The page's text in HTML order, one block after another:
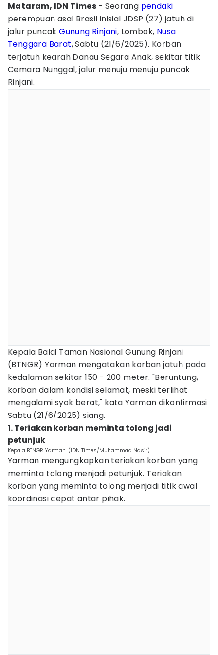
Mataram, IDN Times - Seorang pendaki
perempuan asal Brasil inisial JDSP (27) jatuh di
jalur puncakGunung Rinjani, Lombok, Nusa
Tenggara Barat, Sabtu (21/6/2025). Korban
terjatuh kearah Danau Segara Anak, sekitar titik
Cemara Nunggal, jalur menuju menuju puncak
Rinjani.
Kepala Balai Taman Nasional Gunung Rinjani
(BTNGR) Yarman mengatakan korban jatuh pada
kedalaman sekitar 150 - 200 meter. "Beruntung,
korban dalam kondisi selamat, meski terlihat
mengalami syok berat," kata Yarman dikonfirmasi
Sabtu (21/6/2025) siang.
1. Teriakan korban meminta tolong jadi
petunjuk
Kepala BTNGR Yarman. (IDN Times/Muhammad Nasir)
Yarman mengungkapkan teriakan korban yang
meminta tolong menjadi petunjuk. Teriakan
korban yang meminta tolong menjadi titik awal
koordinasi cepat antar pihak.